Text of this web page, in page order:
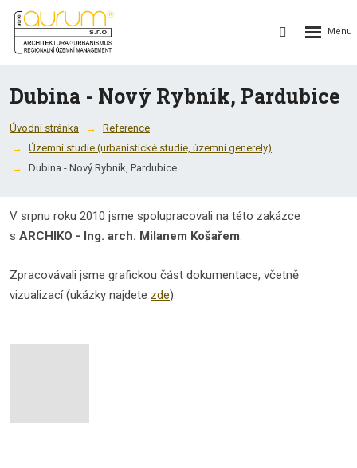
Vyhledávání
Rozbalení
Dubina - Nový Rybník, Pardubice
Úvodní stránka
Reference
Územní studie (urbanistické studie, územní generely)
Dubina - Nový Rybník, Pardubice
V srpnu roku 2010 jsme spolupracovali na této zakázce
s ARCHIKO - Ing. arch. Milanem Košařem.
Zpracovávali jsme grafickou část dokumentace, včetně
vizualizací (ukázky najdete zde).